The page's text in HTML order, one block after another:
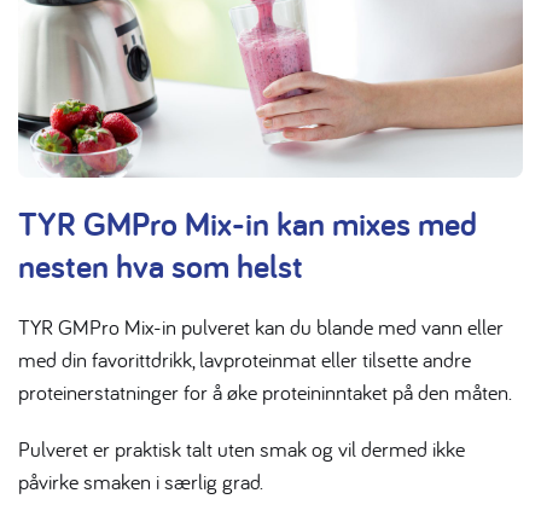
TYR GMPro Mix-in kan mixes med
nesten hva som helst
TYR GMPro Mix-in pulveret kan du blande med vann eller
med din favorittdrikk, lavproteinmat eller tilsette andre
proteinerstatninger for å øke proteininntaket på den måten.
Pulveret er praktisk talt uten smak og vil dermed ikke
påvirke smaken i særlig grad.